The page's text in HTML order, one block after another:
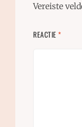
Vereiste
REACTIE*